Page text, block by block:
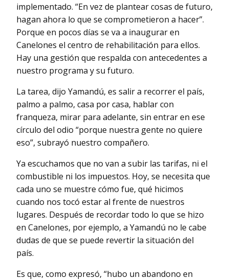
implementado. “En vez de plantear cosas de futuro,
hagan ahora lo que se comprometieron a hacer”.
Porque en pocos días se va a inaugurar en
Canelones el centro de rehabilitación para ellos.
Hay una gestión que respalda con antecedentes a
nuestro programa y su futuro.
La tarea, dijo Yamandú, es salir a recorrer el país,
palmo a palmo, casa por casa, hablar con
franqueza, mirar para adelante, sin entrar en ese
círculo del odio “porque nuestra gente no quiere
eso”, subrayó nuestro compañero.
Ya escuchamos que no van a subir las tarifas, ni el
combustible ni los impuestos. Hoy, se necesita que
cada uno se muestre cómo fue, qué hicimos
cuando nos tocó estar al frente de nuestros
lugares. Después de recordar todo lo que se hizo
en Canelones, por ejemplo, a Yamandú no le cabe
dudas de que se puede revertir la situación del
país.
Es que, como expresó, “hubo un abandono en